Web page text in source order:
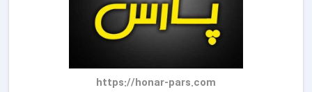
https://honar-pars.com